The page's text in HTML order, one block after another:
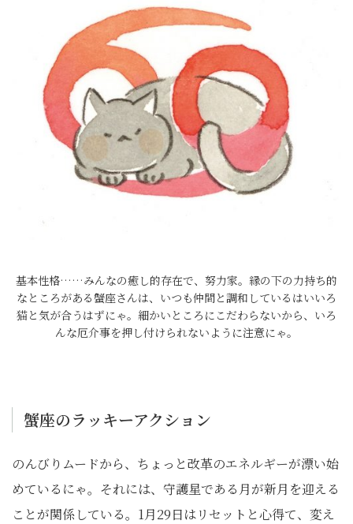
基本性格……みんなの癒し的存在で、努力家。縁の下の力持ち的
なところがある蟹座さんは、いつも仲間と調和しているはいいろ
猫と気が合うはずにゃ。細かいところにこだわらないから、いろ
んな厄介事を押し付けられないように注意にゃ。
蟹座のラッキーアクション
のんびりムードから、ちょっと改革のエネルギーが漂い始
めているにゃ。それには、守護星である月が新月を迎える
ことが関係している。1月29日はリセットと心得て、変え